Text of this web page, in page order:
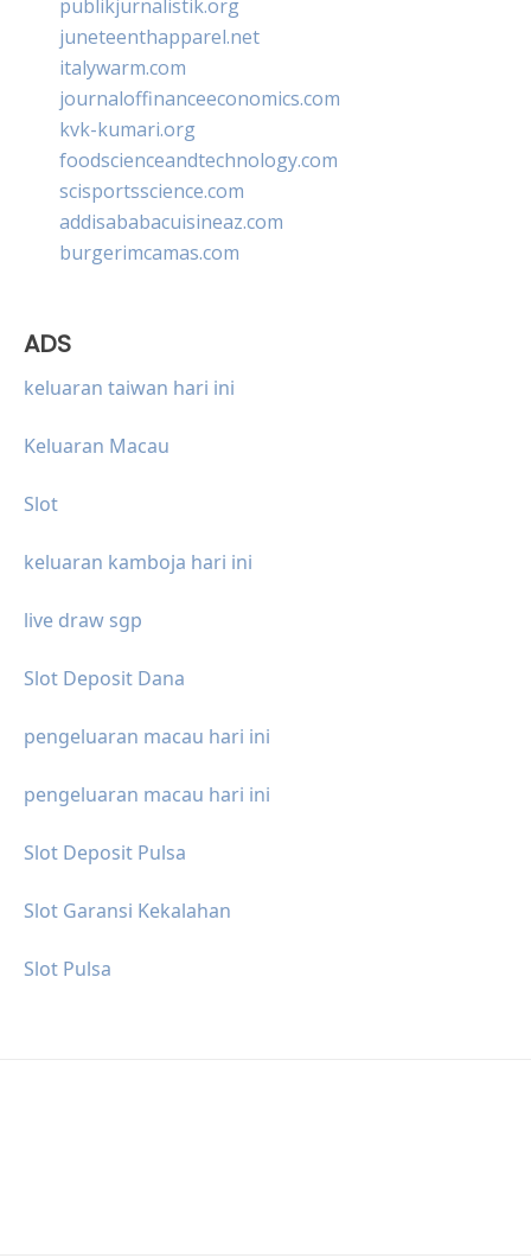
publikjurnalistik.org
juneteenthapparel.net
italywarm.com
journaloffinanceeconomics.com
kvk-kumari.org
foodscienceandtechnology.com
scisportsscience.com
addisababacuisineaz.com
burgerimcamas.com
ADS
keluaran taiwan hari ini
Keluaran Macau
Slot
keluaran kamboja hari ini
live draw sgp
Slot Deposit Dana
pengeluaran macau hari ini
pengeluaran macau hari ini
Slot Deposit Pulsa
Slot Garansi Kekalahan
Slot Pulsa